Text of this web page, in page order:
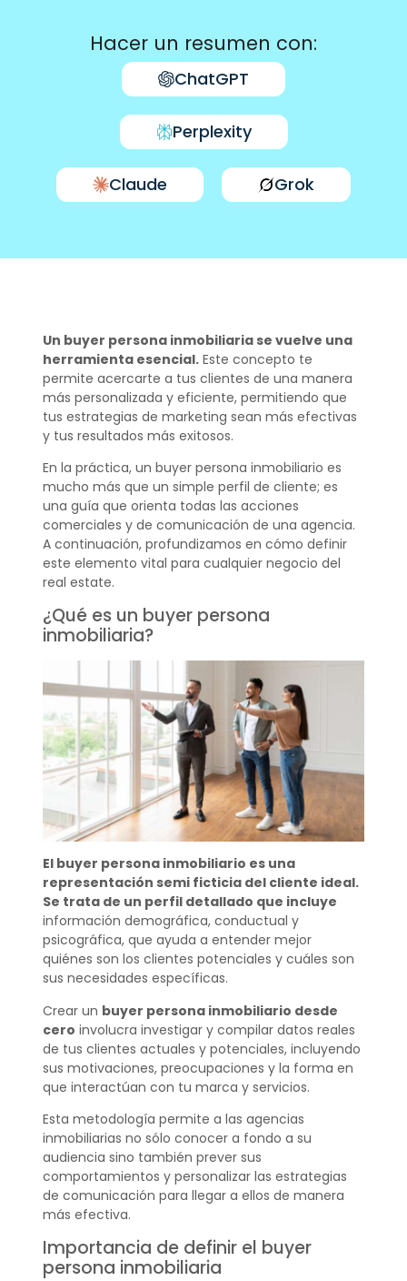
Hacer un resumen con:
ChatGPT
Perplexity
Claude Grok
Un buyer persona inmobiliaria se vuelve una
herramienta esencial.Este concepto te
permite acercarte a tus clientes de una manera
más personalizada y eficiente, permitiendo que
tus estrategias de marketing sean más efectivas
y tus resultados más exitosos.
En la práctica, un buyer persona inmobiliario es
mucho más que un simple perfil de cliente; es
una guía que orienta todas las acciones
comerciales y de comunicación de una agencia.
A continuación, profundizamos en cómo definir
este elemento vital para cualquier negocio del
real estate.
¿Qué es un buyer persona
inmobiliaria?
El buyer persona inmobiliario es una
representación semi ficticia del cliente ideal.
Se trata de un perfil detallado que incluye
información demográfica, conductual y
psicográfica, que ayuda a entender mejor
quiénes son los clientes potenciales y cuáles son
sus necesidades específicas.
Crear un buyer persona inmobiliario desde
cero involucra investigar y compilar datos reales
de tus clientes actuales y potenciales, incluyendo
sus motivaciones, preocupaciones y la forma en
que interactúan con tu marca y servicios.
Esta metodología permite a las agencias
inmobiliarias no sólo conocer a fondo a su
audiencia sino también prever sus
comportamientos y personalizar las estrategias
de comunicación para llegar a ellos de manera
más efectiva.
Importancia de definir el buyer
persona inmobiliaria